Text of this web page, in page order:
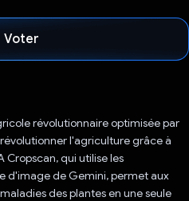
Voter
révolutionnaire optimisée par
l'agriculture grâce à
Cropscan, qui utilise les
d'image de Gemini, permet aux
des plantes en une seule